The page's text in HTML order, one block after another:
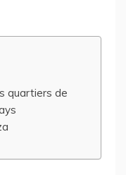
quartiers de